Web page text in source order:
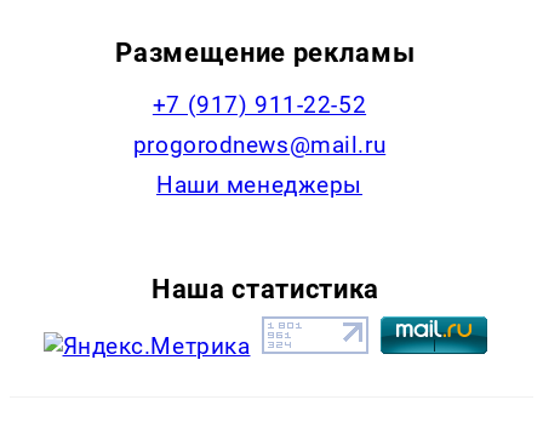
Размещение рекламы
+7 (917) 911-22-52
progorodnews@mail.ru
Наши менеджеры
Наша статистика